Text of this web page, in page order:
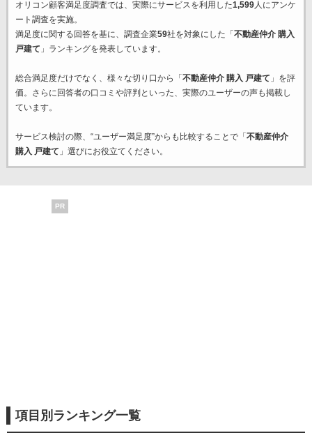
オリコン顧客満足度調査では、実際にサービスを利用した1,599人にアンケ
ート調査を実施。
満足度に関する回答を基に、調査企業59社を対象にした「 不動産仲介 購入
戸建て 」ランキングを発表しています。
総合満足度だけでなく、様々な切り口から「 不動産仲介 購入 戸建て 」を評
価。さらに回答者の口コミや評判といった、実際のユーザーの声も掲載し
ています。
サービス検討の際、“ユーザー満足度”からも比較することで「 不動産仲介
購入 戸建て 」選びにお役立てください。
PR
項目別ランキング一覧